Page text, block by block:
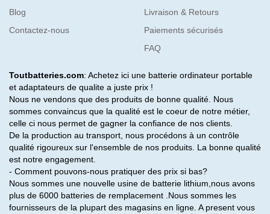
Blog
Contactez-nous
Livraison & Retours
Paiements sécurisés
FAQ
Toutbatteries.com: Achetez ici une batterie ordinateur portable
et adaptateurs de qualite a juste prix !
Nous ne vendons que des produits de bonne qualité. Nous
sommes convaincus que la qualité est le coeur de notre métier,
celle ci nous permet de gagner la confiance de nos clients.
De la production au transport, nous procédons à un contrôle
qualité rigoureux sur l'ensemble de nos produits. La bonne qualité
est notre engagement.
- Comment pouvons-nous pratiquer des prix si bas?
Nous sommes une nouvelle usine de batterie lithium,nous avons
plus de 6000 batteries de remplacement .Nous sommes les
fournisseurs de la plupart des magasins en ligne. A present vous